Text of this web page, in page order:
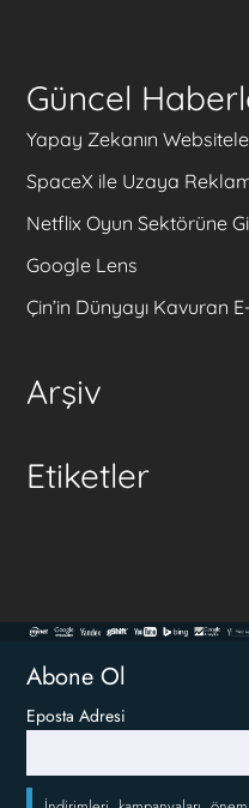
Güncel
Yapay Zekanın
SpaceX ile Uzaya
Netflix Oyun Sektörüne
Google Lens
Çin’in Dünyayı Kavuran
Arşiv
Etiketler
Abone Ol
Eposta Adresi